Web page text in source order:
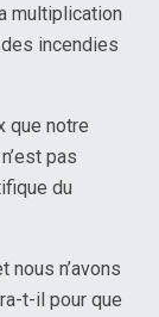
multiplication
incendies
que notre
pas
du
n’avons
t-il pour que